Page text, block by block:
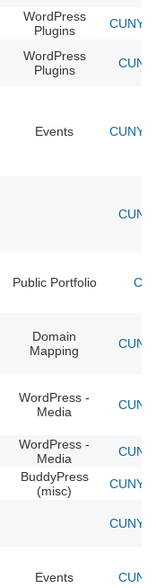
WordPress
Plugins
CUNY
WordPress
Plugins
Events CUNY
Public Portfolio
Domain
Mapping
WordPress -
Media
WordPress -
Media
BuddyPress
(misc)
CUNY
CUNY
Events